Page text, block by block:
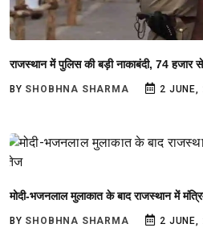
राजस्थान में पुलिस की बड़ी नाकाबंदी, 74 हजार
BY SHOBHNA SHARMA 2 JUNE,
मोदी-भजनलाल मुलाकात के बाद राजस्थान में
BY SHOBHNA SHARMA 2 JUNE,